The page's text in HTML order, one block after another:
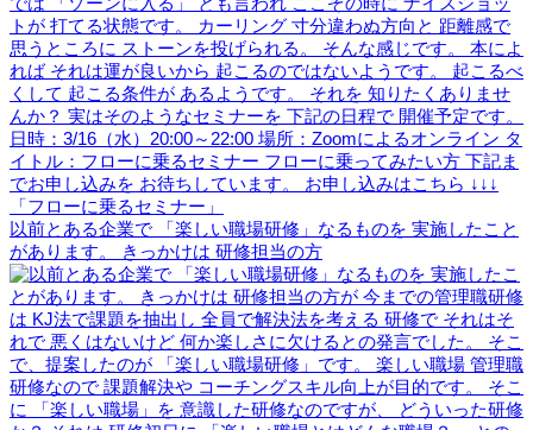
以前とある企業で 「楽しい職場研修」なるものを 実施したこと
があります。 きっかけは 研修担当の方